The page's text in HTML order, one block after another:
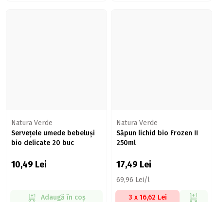
Natura Verde
Servețele umede bebeluși
bio delicate 20 buc
10,49 Lei
Adaugă în coș
Natura Verde
Săpun lichid bio Frozen II
250ml
17,49 Lei
69,96 Lei/l
3 x 16,62 Lei